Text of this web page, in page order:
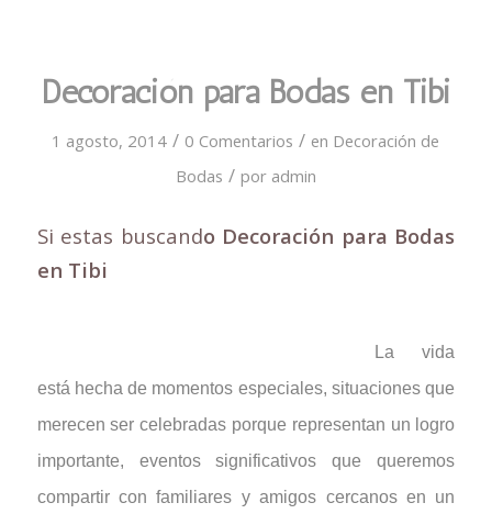
Decoración para Bodas en Tibi
1 agosto, 2014 / 0 Comentarios / en Decoración de
Bodas / por admin
Si estas buscando Decoración para Bodas
en Tibi
La vida
está hecha de momentos especiales, situaciones que
merecen ser celebradas porque representan un logro
importante, eventos significativos que queremos
compartir con familiares y amigos cercanos en un